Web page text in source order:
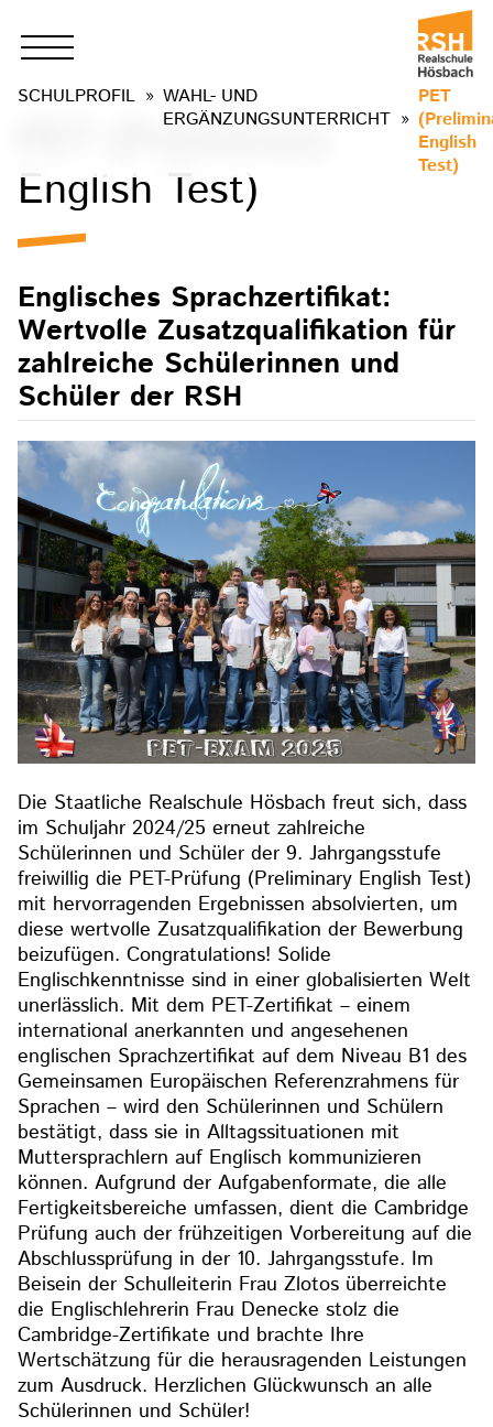
SCHULPROFIL
WAHL- UND
ERGÄNZUNGSUNTERRICHT
PET
English
Test)
PET (Preliminary
English Test)
Englisches Sprachzertifikat:
Wertvolle Zusatzqualifikation für
zahlreiche Schülerinnen und
Schüler der RSH
Die Staatliche Realschule Hösbach freut sich, dass
im Schuljahr 2024/25 erneut zahlreiche
Schülerinnen und Schüler der 9. Jahrgangsstufe
freiwillig die PET-Prüfung (Preliminary English Test)
mit hervorragenden Ergebnissen absolvierten, um
diese wertvolle Zusatzqualifikation der Bewerbung
beizufügen. Congratulations! Solide
Englischkenntnisse sind in einer globalisierten Welt
unerlässlich. Mit dem PET-Zertifikat – einem
international anerkannten und angesehenen
englischen Sprachzertifikat auf dem Niveau B1 des
Gemeinsamen Europäischen Referenzrahmens für
Sprachen – wird den Schülerinnen und Schülern
bestätigt, dass sie in Alltagssituationen mit
Muttersprachlern auf Englisch kommunizieren
können. Aufgrund der Aufgabenformate, die alle
Fertigkeitsbereiche umfassen, dient die Cambridge
Prüfung auch der frühzeitigen Vorbereitung auf die
Abschlussprüfung in der 10. Jahrgangsstufe. Im
Beisein der Schulleiterin Frau Zlotos überreichte
die Englischlehrerin Frau Denecke stolz die
Cambridge-Zertifikate und brachte Ihre
Wertschätzung für die herausragenden Leistungen
zum Ausdruck. Herzlichen Glückwunsch an alle
Schülerinnen und Schüler!